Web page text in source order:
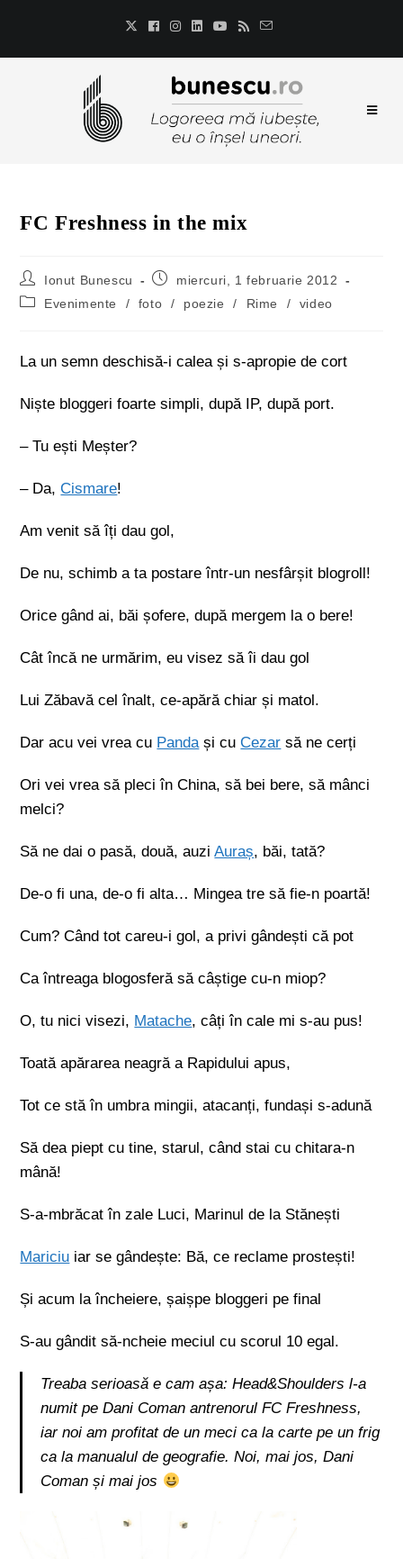
FC Freshness in the mix
Ionut Bunescu
miercuri, 1 februarie 2012
Evenimente
/ foto / poezie / Rime / video
La un semn deschisă-i calea și s-apropie de cort
Niște bloggeri foarte simpli, după IP, după port.
– Tu ești Meșter?
– Da,Cismare!
Am venit să îți dau gol,
De nu, schimb a ta postare într-un nesfârșit blogroll!
Orice gând ai, băi șofere, după mergem la o bere!
Cât încă ne urmărim, eu visez să îi dau gol
Lui Zăbavă cel înalt, ce-apără chiar și matol.
Dar acu vei vrea cu Pandași cuCezar să ne cerți
Ori vei vrea să pleci în China, să bei bere, să mânci
melci?
Să ne dai o pasă, două, auziAuraș, băi, tată?
De-o fi una, de-o fi alta… Mingea tre să fie-n poartă!
Cum? Când tot careu-i gol, a privi gândești că pot
Ca întreaga blogosferă să câștige cu-n miop?
O, tu nici visezi, Matache, câți în cale mi s-au pus!
Toată apărarea neagră a Rapidului apus,
Tot ce stă în umbra mingii, atacanți, fundași s-adună
Să dea piept cu tine, starul, când stai cu chitara-n
mână!
S-a-mbrăcat în zale Luci, Marinul de la Stănești
Mariciu iar se gândește: Bă, ce reclame prostești!
Și acum la încheiere, șaișpe bloggeri pe final
S-au gândit să-ncheie meciul cu scorul 10 egal.
Treaba serioasă e cam așa: Head&Shoulders l-a
numit pe Dani Coman antrenorul FC Freshness,
iar noi am profitat de un meci ca la carte pe un frig
ca la manualul de geografie. Noi, mai jos, Dani
Coman și mai jos